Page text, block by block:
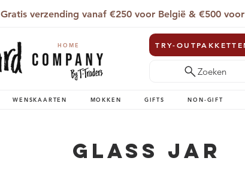
Gratis verzending vanaf €250 voor België & €500
HOME TRY-
Zoeken
WENSKAARTEN MOKKEN GIFTS NON-GIFT
Glass Jar